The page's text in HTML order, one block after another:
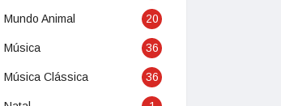
Mundo Animal 20
Música 36
Música Clássica 36